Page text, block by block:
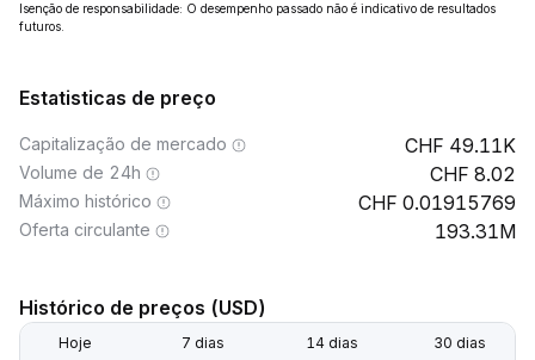
Isenção de responsabilidade: O desempenho passado não é indicativo de resultados
futuros.
Estatisticas de preço
Capitalização de mercado 49.11K
Volume de 24h 8.02
Máximo histórico 0.01915769
Oferta circulante 193.31M
Histórico de preços (USD)
Hoje 7 dias 14 dias 30 dias